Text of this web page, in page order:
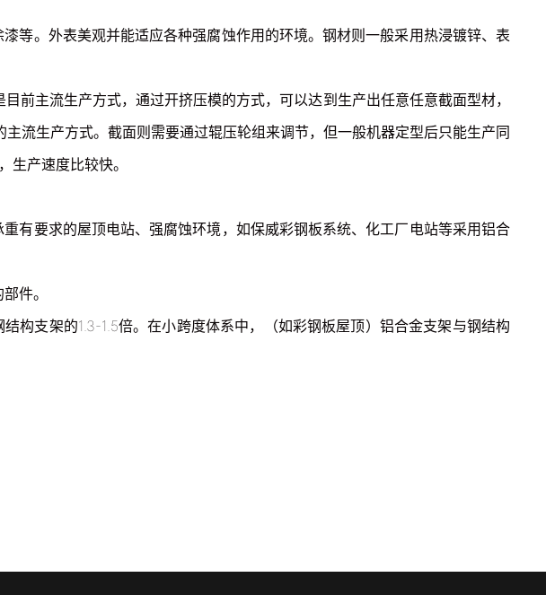
等。外表美观并能适应各种强腐蚀作用的环境。钢材则一般采用热浸镀锌、表
主流生产方式，通过开挤压模的方式，可以达到生产出任意任意截面型材，
流生产方式。截面则需要通过辊压轮组来调节，但一般机器定型后只能生产同
产速度比较快。
有要求的屋顶电站、强腐蚀环境，如保威彩钢板系统、化工厂电站等采用铝合
件。
支架的1.3-1.5倍。在小跨度体系中，（如彩钢板屋顶）铝合金支架与钢结构